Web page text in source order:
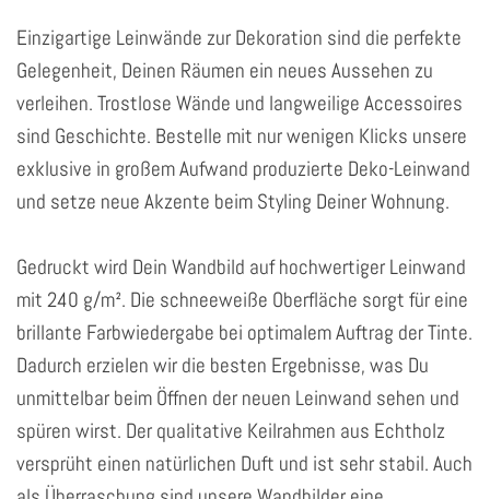
Einzigartige Leinwände zur Dekoration sind die perfekte
Gelegenheit, Deinen Räumen ein neues Aussehen zu
verleihen. Trostlose Wände und langweilige Accessoires
sind Geschichte. Bestelle mit nur wenigen Klicks unsere
exklusive in großem Aufwand produzierte Deko-Leinwand
und setze neue Akzente beim Styling Deiner Wohnung.
Gedruckt wird Dein Wandbild auf hochwertiger Leinwand
mit 240 g/m². Die schneeweiße Oberfläche sorgt für eine
brillante Farbwiedergabe bei optimalem Auftrag der Tinte.
Dadurch erzielen wir die besten Ergebnisse, was Du
unmittelbar beim Öffnen der neuen Leinwand sehen und
spüren wirst. Der qualitative Keilrahmen aus Echtholz
versprüht einen natürlichen Duft und ist sehr stabil. Auch